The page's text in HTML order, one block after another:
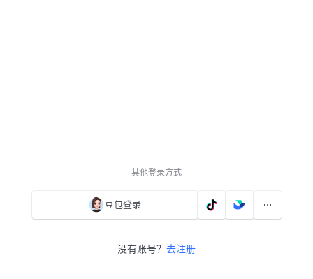
其他登录方式
豆包登录
没有账号？ 去注册